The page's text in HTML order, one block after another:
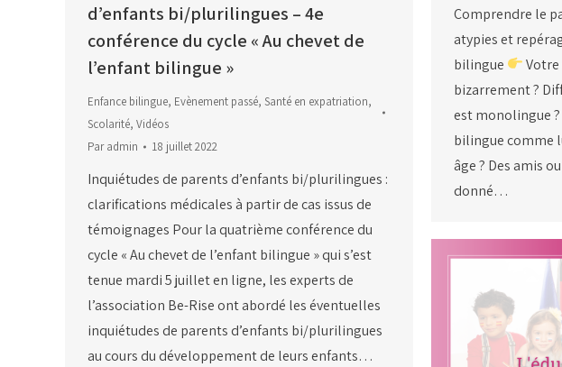
d’enfants bi/plurilingues – 4e
conférence du cycle « Au chevet de
l’enfant bilingue »
Enfance bilingue, Evènement passé, Santé en expatriation,
Scolarité, Vidéos
Paradmin 18 juillet 2022
Inquiétudes de parents d’enfants bi/plurilingues :
clarifications médicales à partir de cas issus de
témoignages Pour la quatrième conférence du
cycle « Au chevet de l’enfant bilingue » qui s’est
tenue mardi 5 juillet en ligne, les experts de
l’association Be-Rise ont abordé les éventuelles
inquiétudes de parents d’enfants bi/plurilingues
au cours du développement de leurs enfants…
Comprendre le
atypies et
bilingue
bizarrement ?
est monolingue
bilingue comme
âge ? Des amis
donné…